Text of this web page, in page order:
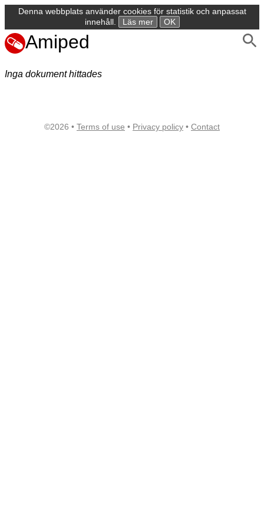
Denna webbplats använder cookies för statistik och anpassat
innehåll.
Läs mer OK
Amiped
Inga dokument hittades
©2026 • Terms of use • Privacy policy • Contact